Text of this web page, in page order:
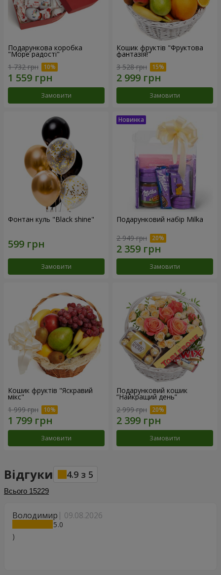
Подарункова коробка
"Море радості"
1 732 грн
Замовити
Кошик фруктів "Фруктова
фантазія!"
3 528 грн
Замовити
Фонтан куль "Black shine"
Замовити
Подарунковий набір Milka
2 949 грн
Замовити
Кошик фруктів "Яскравий
мікс"
1 999 грн
Замовити
Подарунковий кошик
“Найкращий день”
2 999 грн
Замовити
Відгуки 4.9 з 5
Всього 15229
Володимир 09.08.2026
5
)